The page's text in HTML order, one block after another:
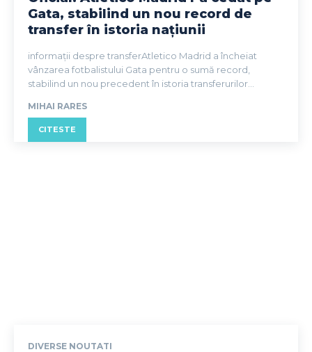
Gata, stabilind un nou record de
transfer în istoria națiunii
informații despre transferAtletico Madrid a încheiat
vânzarea fotbalistului Gata pentru o sumă record,
stabilind un nou precedent în istoria transferurilor...
MIHAI RARES
CITESTE
DIVERSE NOUTATI